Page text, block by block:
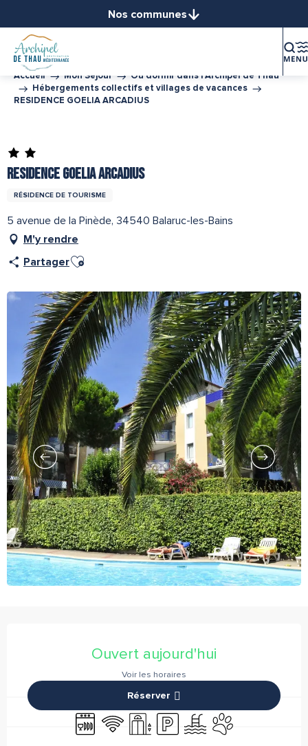
contenu
principal
Nos communes
Bouzigues
Frontignan
Mèze
Poussan
Accueil Mon Séjour
Où dormir dans l’Archipel de Thau
Hébergements collectifs et villages de vacances
RESIDENCE GOELIA ARCADIUS
RESIDENCE GOELIA ARCADIUS
RÉSIDENCE DE TOURISME
5 avenue de la Pinède, 34540 Balaruc-les-Bains
M'y rendre
PartagerAjouter aux favoris
Ouverture et coordonnées
Ouvert aujourd'hui
Voir les horaires
Réserver
Lave vaisselle
WiFi Ascenseur
Parking PiscineAnimaux acceptés